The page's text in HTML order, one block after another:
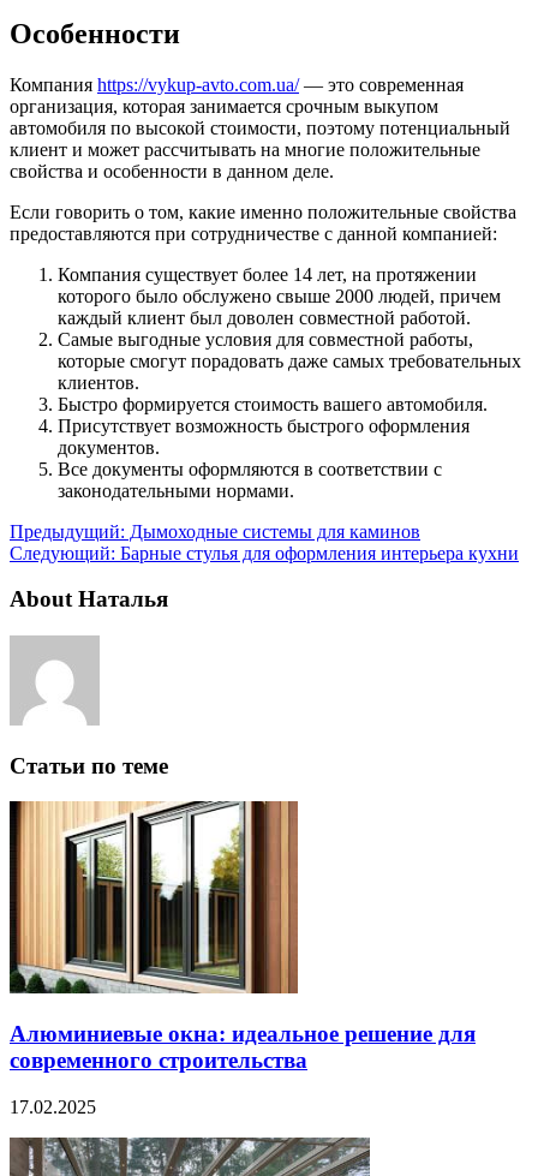
Особенности
Компания https://vykup-avto.com.ua/— это современная
организация, которая занимается срочным выкупом
автомобиля по высокой стоимости, поэтому потенциальный
клиент и может рассчитывать на многие положительные
свойства и особенности в данном деле.
Если говорить о том, какие именно положительные свойства
предоставляются при сотрудничестве с данной компанией:
Компания существует более 14 лет, на протяжении
которого было обслужено свыше 2000 людей, причем
каждый клиент был доволен совместной работой.
Самые выгодные условия для совместной работы,
которые смогут порадовать даже самых требовательных
клиентов.
Быстро формируется стоимость вашего автомобиля.
Присутствует возможность быстрого оформления
документов.
Все документы оформляются в соответствии с
законодательными нормами.
Предыдущий: Дымоходные системы для каминов
Следующий: Барные стулья для оформления интерьера кухни
About Наталья
Статьи по теме
Алюминиевые окна: идеальное решение для
современного строительства
17.02.2025